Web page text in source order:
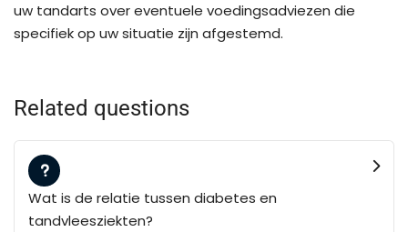
uw tandarts over eventuele voedingsadviezen die
specifiek op uw situatie zijn afgestemd.
Related questions
Wat is de relatie tussen diabetes en
tandvleesziekten?